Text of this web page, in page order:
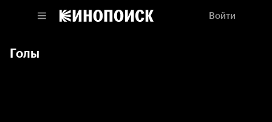
Войти
Голы